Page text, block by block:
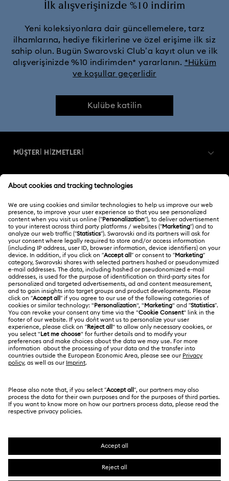
İlk alışverişinizde %10 indirim
Yeni koleksiyonlara dair güncellemelere, tarz
ilhamlarına, hediye fikirlerine ve özel erişime ilk siz
sahip olun. Bugün Swarovski Club’a kayıt olun ve ilk
alışverişinizde %10 indirimden* yararlanın. *Hüküm
ve koşullar geçerlidir
Kulübe katilin
MÜŞTERİ HİZMETLERİ
Sipariş Takibi
Nakliye
İade ve Değişim
Bize Ulaşın
Ölçü rehberi
Mağaza Bilgileri
Kayıt
Swarovski Club
HAKKIMIZDA
Swarovski Hakkında
İşler & Kariyer
Alumni Community
Profesyoneller İçin
Site Haritası
Swarovski Created Diamonds
Kristallwelten
YASAL KOŞULLAR
Kullanım Koşulları
Ön bilgilendirme koşulları
Gizlilik politikası
Hizmet sağlayıcı
Veri Koruma Onay Beyanı
Türkiye
English
Türkçe
SWAROVSKI ve KUĞU (SWAN) logosu, Swarovski
AG'nin tescilli ticari markasıdır.